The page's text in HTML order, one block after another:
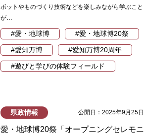
ボットやものづくり技術などを楽しみながら学ぶこと
が…
#愛・地球博 #愛・地球博20祭
#愛知万博 #愛知万博20周年
#遊びと学びの体験フィールド
県政情報 公開日：2025年9月25日
愛・地球博20祭「オープニングセレモニ